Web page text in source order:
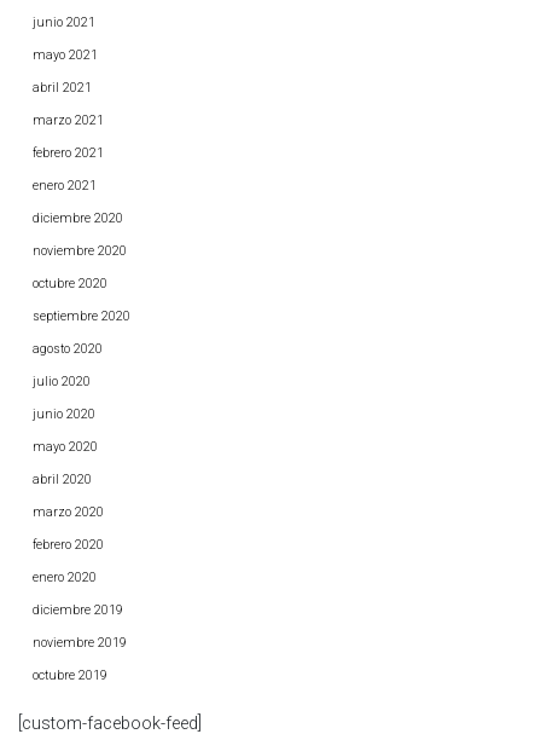
junio 2021
mayo 2021
abril 2021
marzo 2021
febrero 2021
enero 2021
diciembre 2020
noviembre 2020
octubre 2020
septiembre 2020
agosto 2020
julio 2020
junio 2020
mayo 2020
abril 2020
marzo 2020
febrero 2020
enero 2020
diciembre 2019
noviembre 2019
octubre 2019
[custom-facebook-feed]